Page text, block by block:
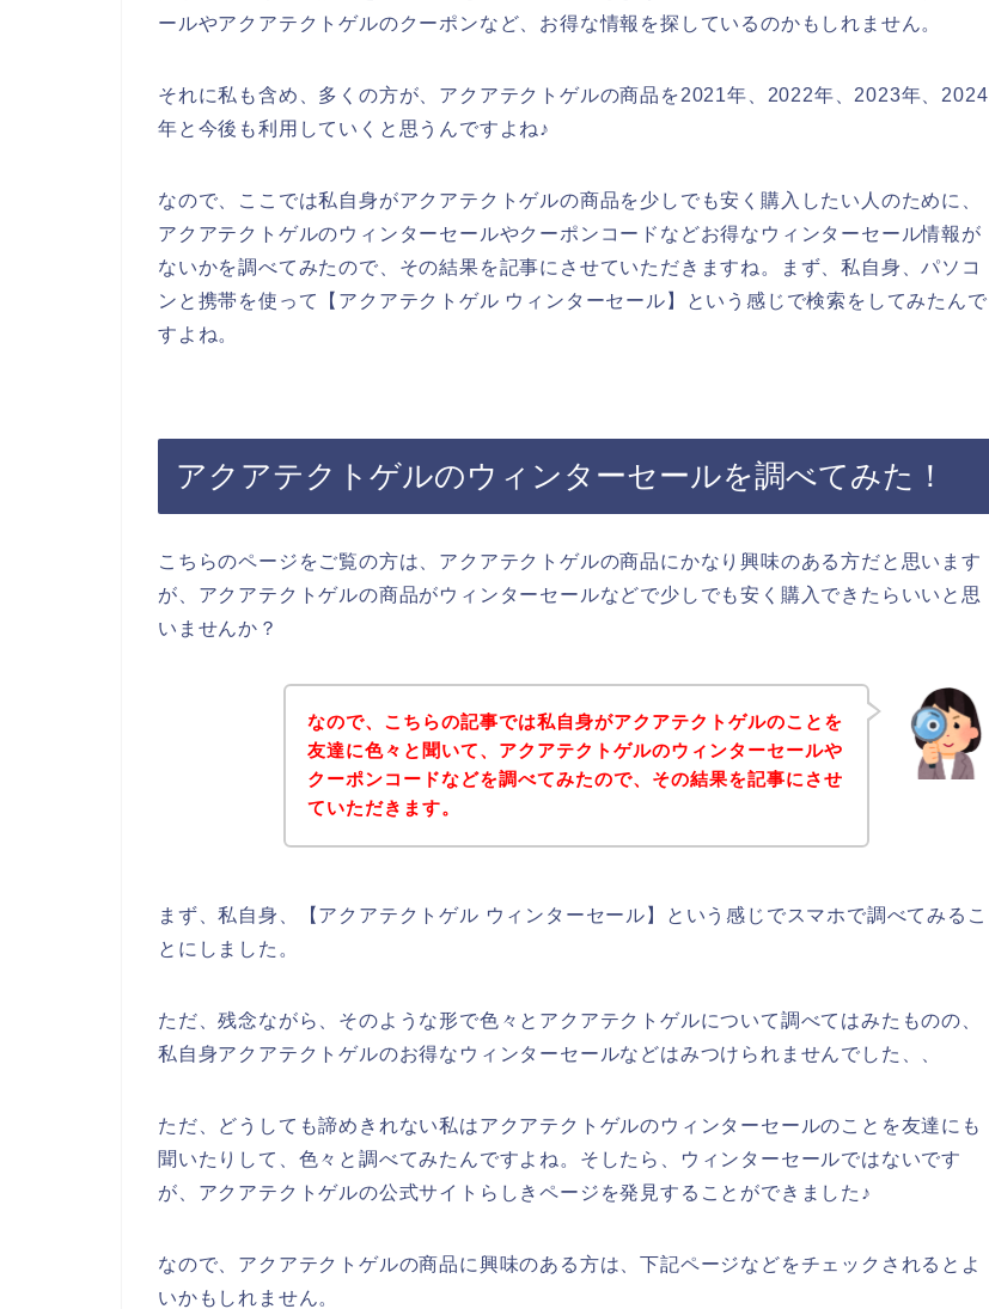
ールやアクアテクトゲルのクーポンなど、お得な情報を探しているのかもしれません。
それに私も含め、多くの方が、アクアテクトゲルの商品を2021年、2022年、2023年、2024
年と今後も利用していくと思うんですよね♪
なので、ここでは私自身がアクアテクトゲルの商品を少しでも安く購入したい人のために、
アクアテクトゲルのウィンターセールやクーポンコードなどお得なウィンターセール情報が
ないかを調べてみたので、その結果を記事にさせていただきますね。まず、私自身、パソコ
ンと携帯を使って【アクアテクトゲル ウィンターセール】という感じで検索をしてみたんで
すよね。
アクアテクトゲルのウィンターセールを調べてみた！
こちらのページをご覧の方は、アクアテクトゲルの商品にかなり興味のある方だと思います
が、アクアテクトゲルの商品がウィンターセールなどで少しでも安く購入できたらいいと思
いませんか？
なので、こちらの記事では私自身がアクアテクトゲルのことを
友達に色々と聞いて、アクアテクトゲルのウィンターセールや
クーポンコードなどを調べてみたので、その結果を記事にさせ
ていただきます。
まず、私自身、【アクアテクトゲル ウィンターセール】という感じでスマホで調べてみるこ
とにしました。
ただ、残念ながら、そのような形で色々とアクアテクトゲルについて調べてはみたものの、
私自身アクアテクトゲルのお得なウィンターセールなどはみつけられませんでした、、
ただ、どうしても諦めきれない私はアクアテクトゲルのウィンターセールのことを友達にも
聞いたりして、色々と調べてみたんですよね。そしたら、ウィンターセールではないです
が、アクアテクトゲルの公式サイトらしきページを発見することができました♪
なので、アクアテクトゲルの商品に興味のある方は、下記ページなどをチェックされるとよ
いかもしれません。